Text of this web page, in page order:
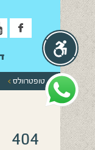
טופטרוולס >
404